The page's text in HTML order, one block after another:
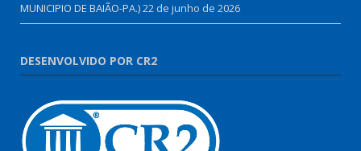
MUNICIPIO DE BAIÃO-PA.)22 de junho de 2026
DESENVOLVIDO POR CR2